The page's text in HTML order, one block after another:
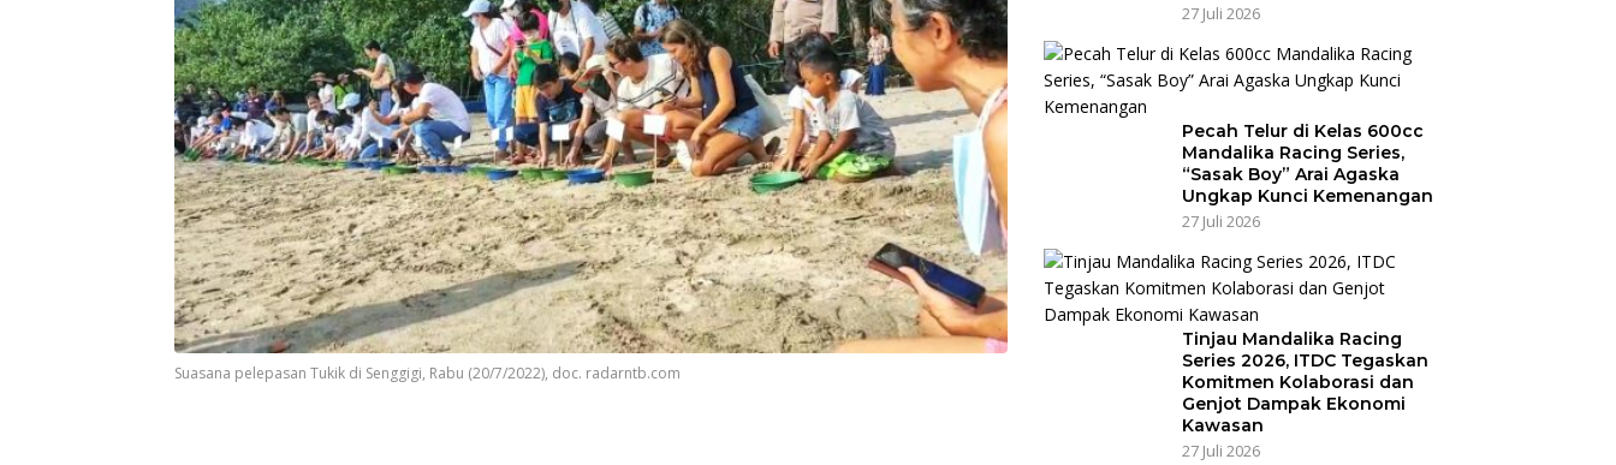
Suasana pelepasan Tukik di Senggigi, Rabu (20/7/2022), doc. radarntb.com
27 Juli 2026
Pecah Telur di Kelas 600cc
Mandalika Racing Series,
“Sasak Boy” Arai Agaska
Ungkap Kunci Kemenangan
27 Juli 2026
Tinjau Mandalika Racing
Series 2026, ITDC Tegaskan
Komitmen Kolaborasi dan
Genjot Dampak Ekonomi
Kawasan
27 Juli 2026